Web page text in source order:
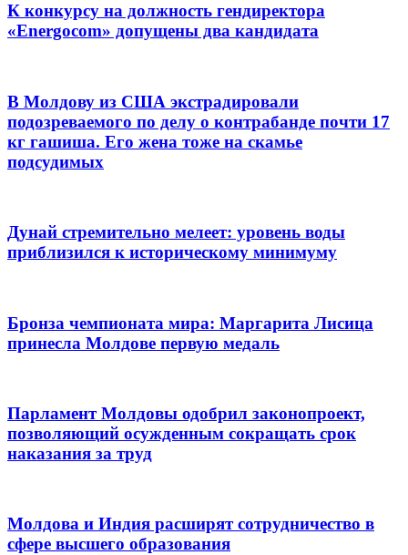
К конкурсу на должность гендиректора
«Energocom» допущены два кандидата
В Молдову из США экстрадировали
подозреваемого по делу о контрабанде почти 17
кг гашиша. Его жена тоже на скамье
подсудимых
Дунай стремительно мелеет: уровень воды
приблизился к историческому минимуму
Бронза чемпионата мира: Маргарита Лисица
принесла Молдове первую медаль
Парламент Молдовы одобрил законопроект,
позволяющий осужденным сокращать срок
наказания за труд
Молдова и Индия расширят сотрудничество в
сфере высшего образования